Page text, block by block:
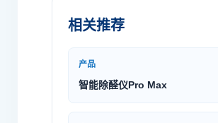
相关推荐
产品
智能除醛仪Pro Max